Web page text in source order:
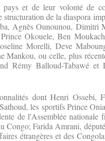
et de leur volonté de
de la diaspora
Agnès Ounounou, Dimitri
Okouele, Ben
Morelli, Deve
Mankou, ou celle, plus
Rémy Balloud-Tabawé et
dont Henri Ossebi,
les sportifs Prince
de l'Assemblée nationale
Congo; Farida Amrani,
étrangères et des